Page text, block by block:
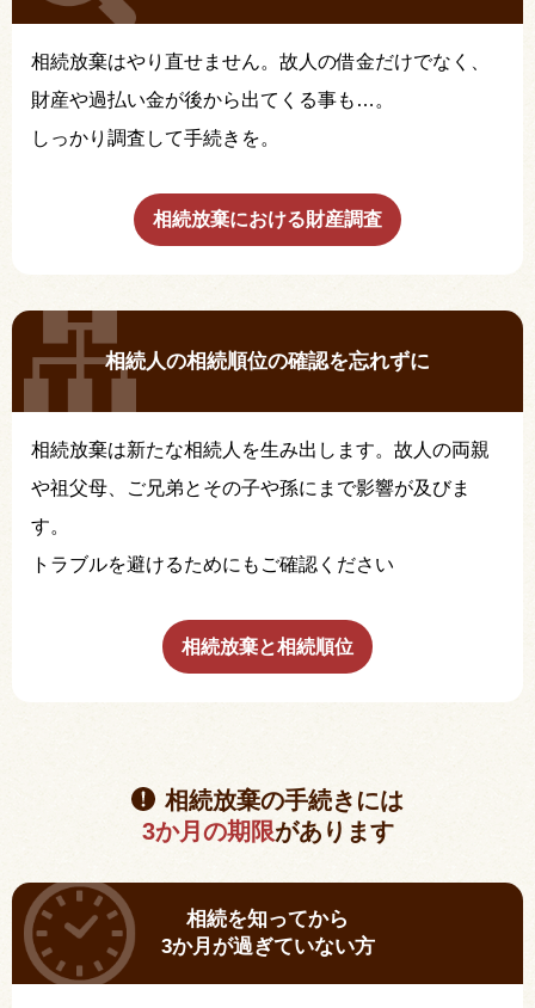
相続放棄はやり直せません。故人の借金だけでなく、
財産や過払い金が後から出てくる事も…。
しっかり調査して手続きを。
相続放棄における財産調査
相続人の相続順位の確認を忘れずに
相続放棄は新たな相続人を生み出します。故人の両親
や祖父母、ご兄弟とその子や孫にまで影響が及びま
す。
トラブルを避けるためにもご確認ください
相続放棄と相続順位
相続放棄の手続きには
3か月の期限があります
相続を知ってから
3か月が過ぎていない方